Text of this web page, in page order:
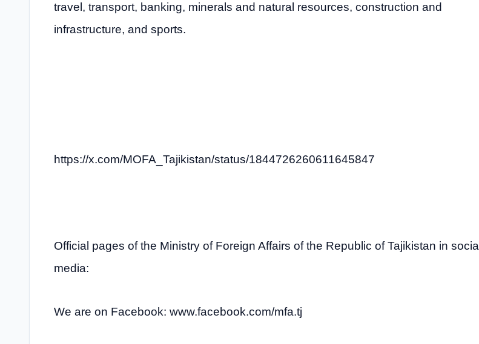
travel, transport, banking, minerals and natural resources, construction and
infrastructure, and sports.
https://x.com/MOFA_Tajikistan/status/1844726260611645847
Official pages of the Ministry of Foreign Affairs of the Republic of Tajikistan in social
media:
We are on Facebook: www.facebook.com/mfa.tj